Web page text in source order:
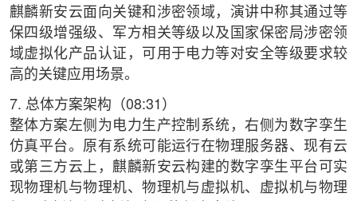
麒麟新安云面向关键和涉密领域，演讲中称其通过等
保四级增强级、军方相关等级以及国家保密局涉密领
域虚拟化产品认证，可用于电力等对安全等级要求较
高的关键应用场景。
7. 总体方案架构（08:31）
整体方案左侧为电力生产控制系统，右侧为数字孪生
仿真平台。原有系统可能运行在物理服务器、现有云
或第三方云上，麒麟新安云构建的数字孪生平台可实
现物理机与物理机、物理机与虚拟机、虚拟机与物理